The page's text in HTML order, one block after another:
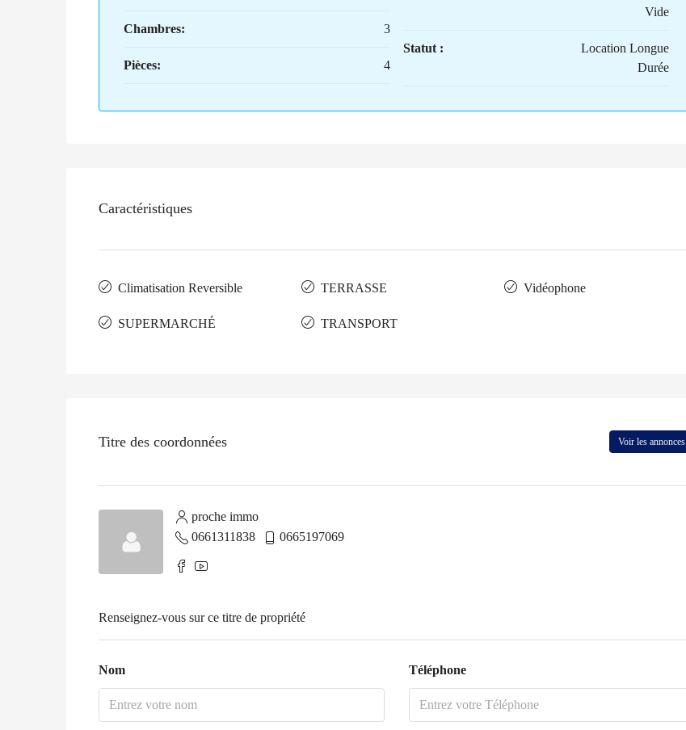
Chambres: 3
Pièces: 4
Vide
Statut :
Location Longue
Durée
Caractéristiques
Climatisation Reversible
SUPERMARCHÉ
TERRASSE
TRANSPORT
Vidéophone
Titre des coordonnées Voir les annonces
proche immo
0661311838
0665197069
Renseignez-vous sur ce titre de propriété
Nom Téléphone